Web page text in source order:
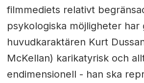
filmmediets relativt
psykologiska möjligheter har
huvudkaraktären Kurt
McKellan) karikatyrisk och
endimensionell - han ska